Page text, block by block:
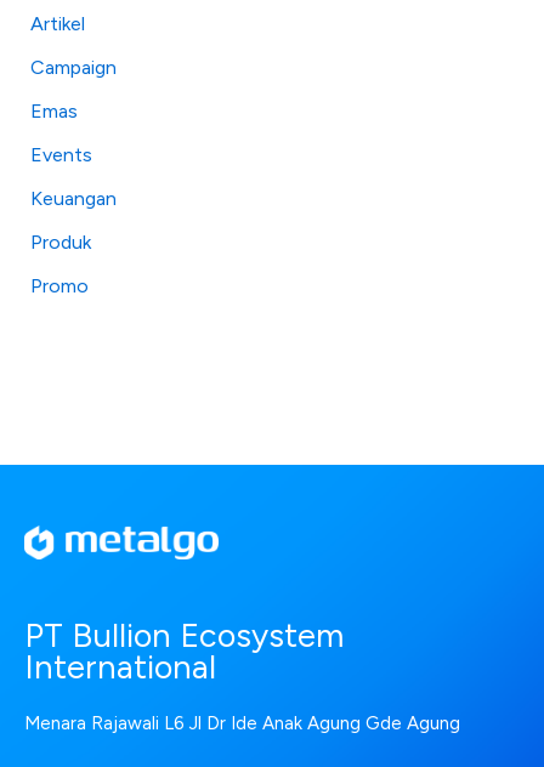
Artikel
Campaign
Emas
Events
Keuangan
Produk
Promo
PT Bullion Ecosystem
International
Menara Rajawali L6 Jl Dr Ide Anak Agung Gde Agung